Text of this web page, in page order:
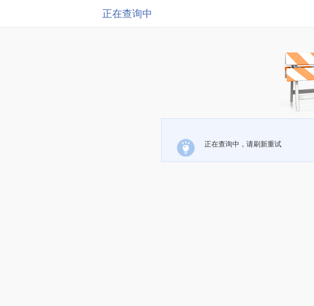
正在查询中
正在查询中，请刷新重试